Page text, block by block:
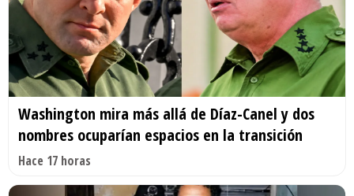
Washington mira más allá de Díaz-Canel y dos
nombres ocuparían espacios en la transición
Hace 17 horas